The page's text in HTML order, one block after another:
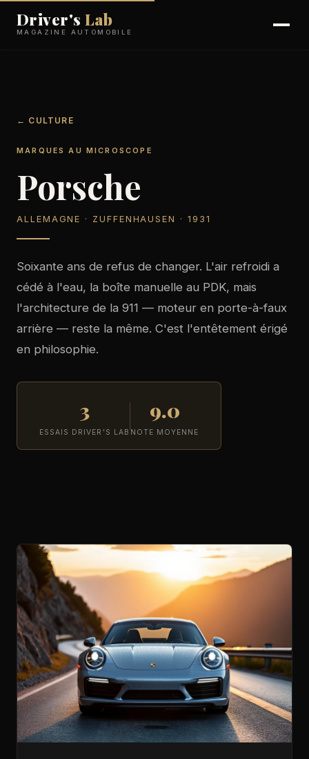
Driver'sLab
MAGAZINE AUTOMOBILE
← CULTURE
MARQUES AU MICROSCOPE
Porsche
ALLEMAGNE · ZUFFENHAUSEN · 1931
Soixante ans de refus de changer. L'air refroidi a
cédé à l'eau, la boîte manuelle au PDK, mais
l'architecture de la 911 — moteur en porte-à-faux
arrière — reste la même. C'est l'entêtement érigé
en philosophie.
3
ESSAIS DRIVER'S LAB
9.0
NOTE MOYENNE